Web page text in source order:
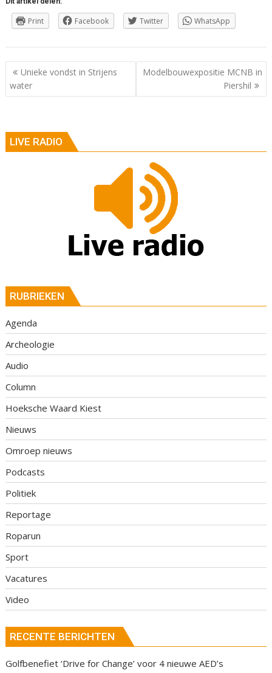
Print Facebook Twitter WhatsApp
Berichtnavigatie
Unieke vondst in Strijens
water
Modelbouwexpositie MCNB in
Piershil
LIVE RADIO
RUBRIEKEN
Agenda
Archeologie
Audio
Column
Hoeksche Waard Kiest
Nieuws
Omroep nieuws
Podcasts
Politiek
Reportage
Roparun
Sport
Vacatures
Video
RECENTE BERICHTEN
Golfbenefiet ‘Drive for Change’ voor 4 nieuwe AED’s